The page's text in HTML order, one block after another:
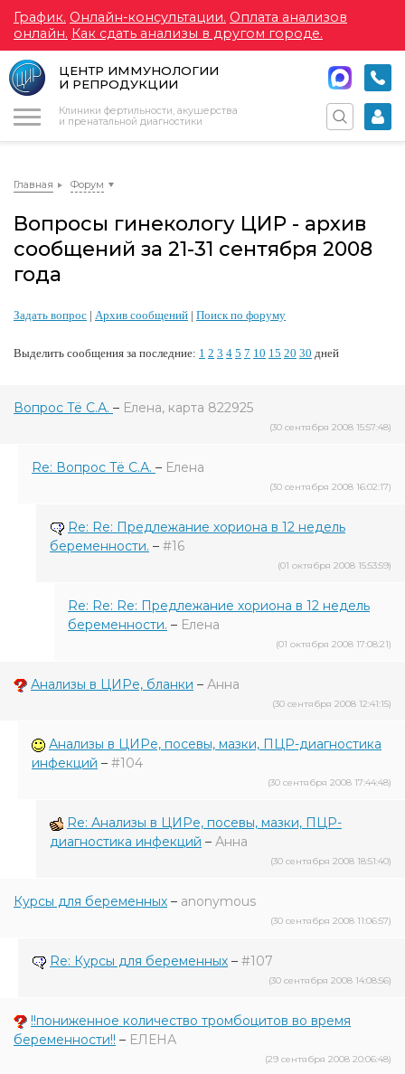
График. Онлайн-консультации. Оплата анализов
онлайн. Как сдать анализы в другом городе.
ЦЕНТР ИММУНОЛОГИИ
И РЕПРОДУКЦИИ
Клиники фертильности, акушерства
и пренатальной диагностики
Главная Форум
Вопросы гинекологу ЦИР - архив
сообщений за 21-31 сентября 2008
года
Задать вопрос | Архив сообщений | Поиск по форуму
Выделить сообщения за последние: 1 2 3 4 5 7 10 15 20 30 дней
Вопрос Тё С.А. – Елена, карта 822925
(30 сентября 2008 15:57:48)
Re: Вопрос Тё С.А. – Елена
(30 сентября 2008 16:02:17)
Re: Re: Предлежание хориона в 12 недель
беременности. – #16
(01 октября 2008 15:53:59)
Re: Re: Re: Предлежание хориона в 12 недель
беременности. – Елена
(01 октября 2008 17:08:21)
Анализы в ЦИРе, бланки – Анна
(30 сентября 2008 12:41:15)
Анализы в ЦИРе, посевы, мазки, ПЦР-диагностика
инфекций – #104
(30 сентября 2008 17:44:48)
Re: Анализы в ЦИРе, посевы, мазки, ПЦР-
диагностика инфекций – Анна
(30 сентября 2008 18:51:40)
Курсы для беременных – anonymous
(30 сентября 2008 11:06:57)
Re: Курсы для беременных – #107
(30 сентября 2008 14:08:56)
!!пониженное количество тромбоцитов во время
беременности!! – ЕЛЕНА
(29 сентября 2008 20:06:48)